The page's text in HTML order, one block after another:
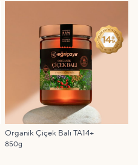
Organik Çiçek Balı TA14+
850g